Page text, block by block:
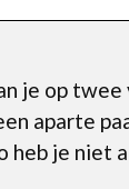
je op
aparte
heb je niet